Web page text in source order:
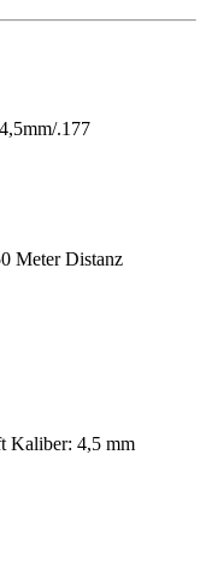
.177
Meter Distanz
Kaliber: 4,5 mm